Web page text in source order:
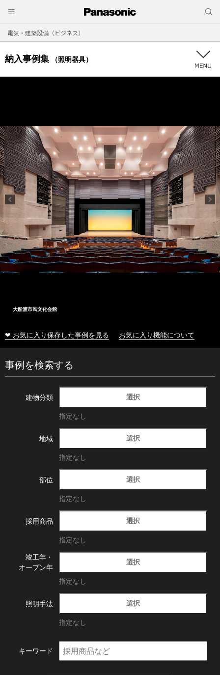
電気・建築設備（ビジネス）
納入事例集 （照明器具）
大船渡市民文化会館
❤ お気に入り保存した事例を見る お気に入り機能について
事例を検索する
建物分類 選択
指定なし
地域 選択
指定なし
部位 選択
指定なし
採用商品 選択
指定なし
竣工年・
オープン年
選択
指定なし
照明手法 選択
指定なし
キーワード